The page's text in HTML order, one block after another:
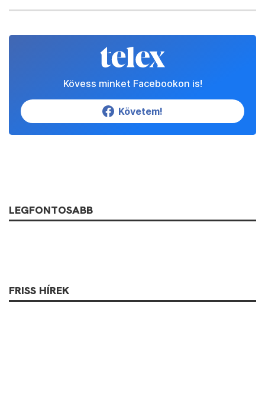
Kövess minket Facebookon is!
Követem!
LEGFONTOSABB
FRISS HÍREK